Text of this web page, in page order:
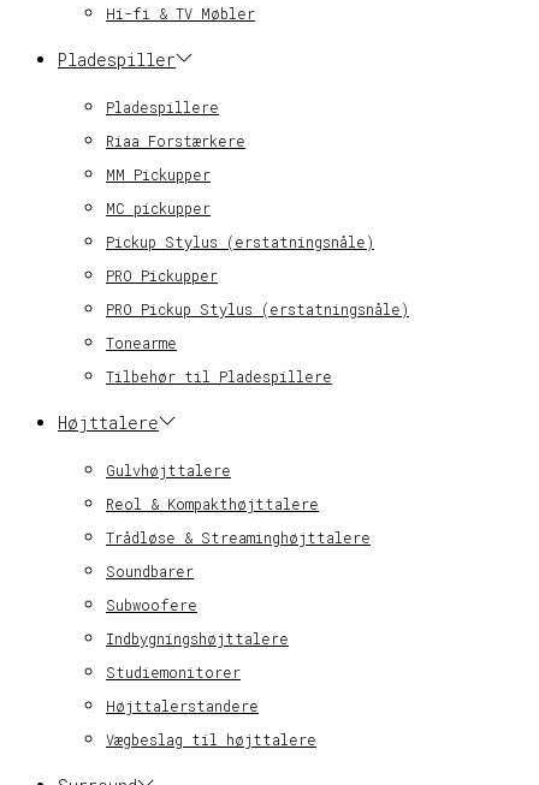
Hi-fi & TV Møbler
Pladespiller
Pladespillere
Riaa Forstærkere
MM Pickupper
MC pickupper
Pickup Stylus (erstatningsnåle)
PRO Pickupper
PRO Pickup Stylus (erstatningsnåle)
Tonearme
Tilbehør til Pladespillere
Højttalere
Gulvhøjttalere
Reol & Kompakthøjttalere
Trådløse & Streaminghøjttalere
Soundbarer
Subwoofere
Indbygningshøjttalere
Studiemonitorer
Højttalerstandere
Vægbeslag til højttalere